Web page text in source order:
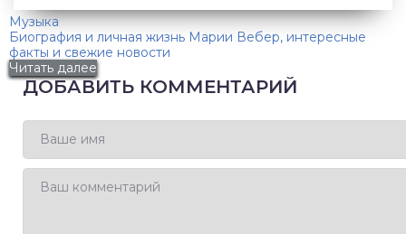
Музыка
Биография и личная жизнь Марии Вебер, интересные
факты и свежие новости
Читать далее
ДОБАВИТЬ КОММЕНТАРИЙ